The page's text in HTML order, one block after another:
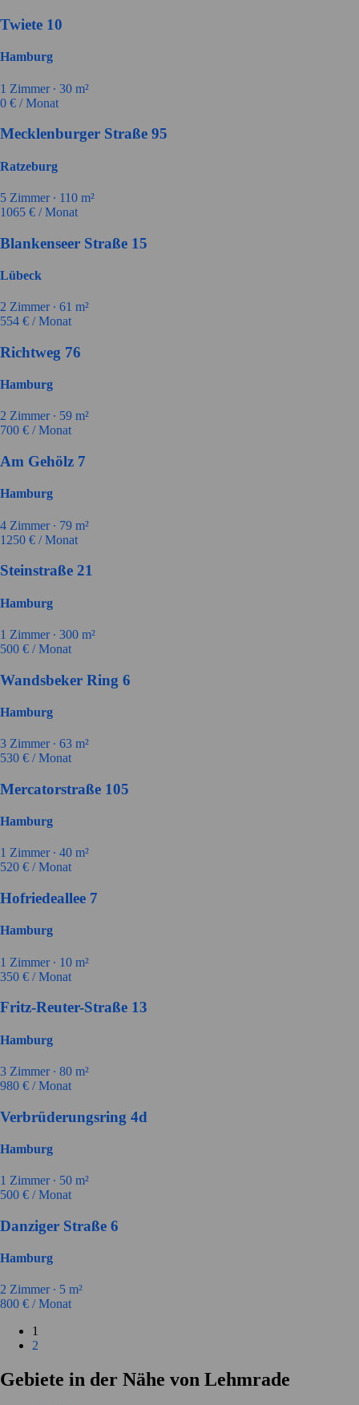
Twiete 10
Hamburg
1 Zimmer ∙ 30 m²
0 € / Monat
Mecklenburger Straße 95
Ratzeburg
5 Zimmer ∙ 110 m²
1065 € / Monat
Blankenseer Straße 15
Lübeck
2 Zimmer ∙ 61 m²
554 € / Monat
Richtweg 76
Hamburg
2 Zimmer ∙ 59 m²
700 € / Monat
Am Gehölz 7
Hamburg
4 Zimmer ∙ 79 m²
1250 € / Monat
Steinstraße 21
Hamburg
1 Zimmer ∙ 300 m²
500 € / Monat
Wandsbeker Ring 6
Hamburg
3 Zimmer ∙ 63 m²
530 € / Monat
Mercatorstraße 105
Hamburg
1 Zimmer ∙ 40 m²
520 € / Monat
Hofriedeallee 7
Hamburg
1 Zimmer ∙ 10 m²
350 € / Monat
Fritz-Reuter-Straße 13
Hamburg
3 Zimmer ∙ 80 m²
980 € / Monat
Verbrüderungsring 4d
Hamburg
1 Zimmer ∙ 50 m²
500 € / Monat
Danziger Straße 6
Hamburg
2 Zimmer ∙ 5 m²
800 € / Monat
1
2
Gebiete in der Nähe von Lehmrade